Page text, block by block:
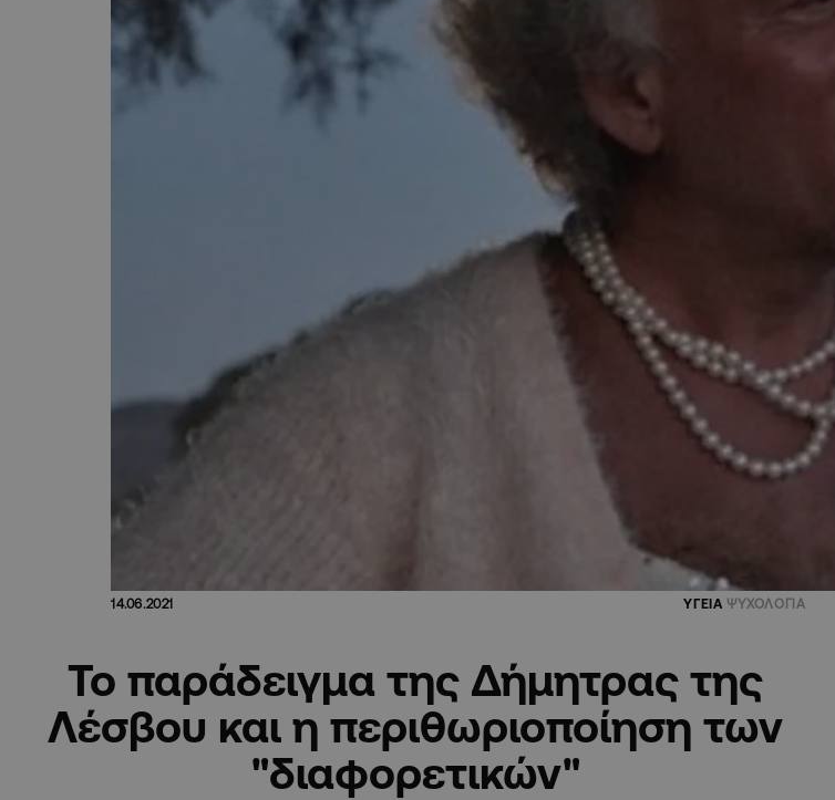
14.06.2021 ΥΓΕΙΑ ΨΥΧΟΛΟΓΙΑ
Το παράδειγμα της Δήμητρας της
Λέσβου και η περιθωριοποίηση των
"διαφορετικών"